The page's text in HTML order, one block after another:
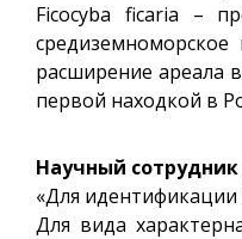
Ficocyba ficaria –
расширение ареала
первой находкой в
Научный
«Для идентификации
Для вида